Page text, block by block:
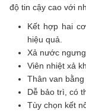
độ tin cậy cao với
Kết hợp hai
hiệu quả.
Xả nước
Viên nhiệt xả
Thân van
Dễ bảo trì, có
Tùy chọn kết